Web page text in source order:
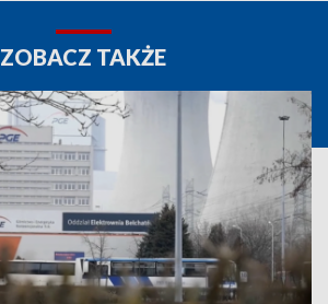
ZOBACZ TAKŻE